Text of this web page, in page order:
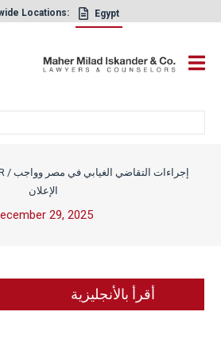
Locations: Egypt
×
/ إجراءات التقاضي الغيابي في مصر وواجب
الإعلان
29, 2025
أقرأ بالأنجليزية